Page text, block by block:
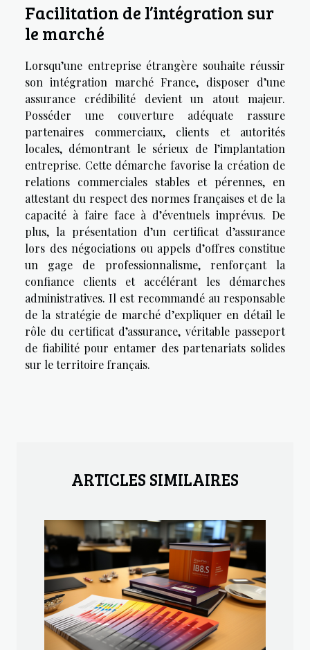
Facilitation de l’intégration sur
le marché
Lorsqu’une entreprise étrangère souhaite réussir
son intégration marché France, disposer d’une
assurance crédibilité devient un atout majeur.
Posséder une couverture adéquate rassure
partenaires commerciaux, clients et autorités
locales, démontrant le sérieux de l’implantation
entreprise. Cette démarche favorise la création de
relations commerciales stables et pérennes, en
attestant du respect des normes françaises et de la
capacité à faire face à d’éventuels imprévus. De
plus, la présentation d’un certificat d’assurance
lors des négociations ou appels d’offres constitue
un gage de professionnalisme, renforçant la
confiance clients et accélérant les démarches
administratives. Il est recommandé au responsable
de la stratégie de marché d’expliquer en détail le
rôle du certificat d’assurance, véritable passeport
de fiabilité pour entamer des partenariats solides
sur le territoire français.
ARTICLES SIMILAIRES